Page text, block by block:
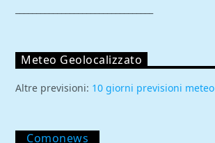
Meteo Geolocalizzato
Altre previsioni: 10 giorni previsioni meteo
Comonews